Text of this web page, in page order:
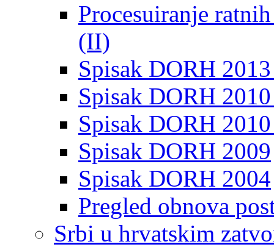
Procesuiranje
(II)
Spisak DORH
Spisak DORH
Spisak DORH
Spisak DORH 2009
Spisak DORH 2004
Pregled obnova
Srbi u hrvatskim